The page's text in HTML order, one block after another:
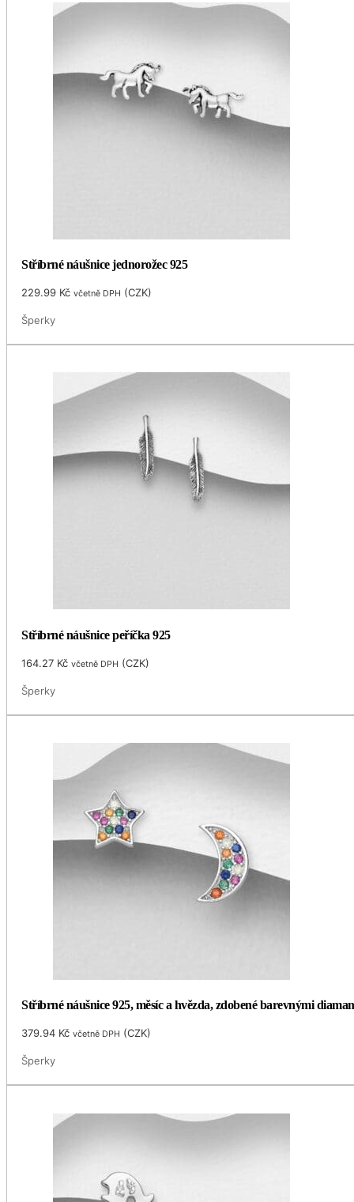
Stříbrné náušnice jednorožec 925
229.99 Kč včetně DPH (CZK)
Šperky
Stříbrné náušnice peříčka 925
164.27 Kč včetně DPH (CZK)
Šperky
Stříbrné náušnice 925, měsíc a hvězda, zdobené barevnými
379.94 Kč včetně DPH (CZK)
Šperky